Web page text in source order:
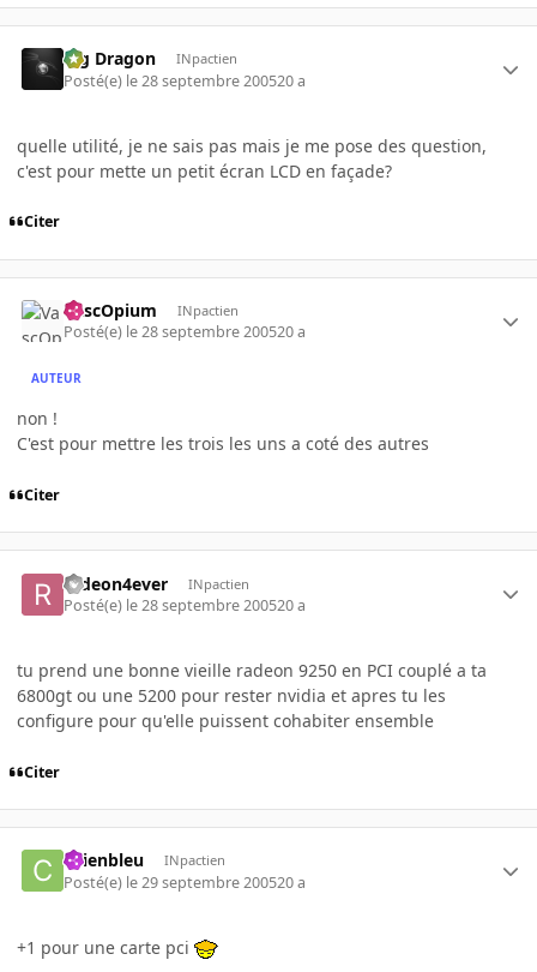
Big Dragon INpactien
Posté(e) le 28 septembre 200520 a
quelle utilité, je ne sais pas mais je me pose des question,
c'est pour mette un petit écran LCD en façade?
Citer
VascOpium INpactien
Posté(e) le 28 septembre 200520 a
AUTEUR
non !
C'est pour mettre les trois les uns a coté des autres
Citer
radeon4ever INpactien
Posté(e) le 28 septembre 200520 a
tu prend une bonne vieille radeon 9250 en PCI couplé a ta
6800gt ou une 5200 pour rester nvidia et apres tu les
configure pour qu'elle puissent cohabiter ensemble
Citer
chienbleu INpactien
Posté(e) le 29 septembre 200520 a
+1 pour une carte pci